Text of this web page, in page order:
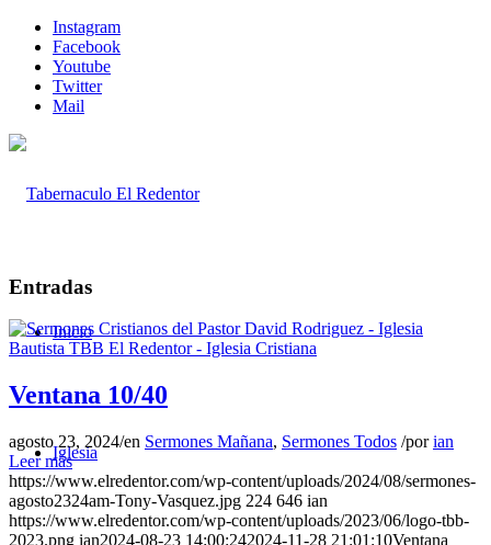
Instagram
Facebook
Youtube
Twitter
Mail
Inicio
Iglesia
Entradas
Ventana 10/40
agosto 23, 2024/en Sermones Mañana, Sermones Todos /porian
Leer más
https://www.elredentor.com/wp-content/uploads/2024/08/sermones-
agosto2324am-Tony-Vasquez.jpg 224 646 ian
https://www.elredentor.com/wp-content/uploads/2023/06/logo-tbb-
2023.png ian2024-08-23 14:00:242024-11-28 21:01:10Ventana